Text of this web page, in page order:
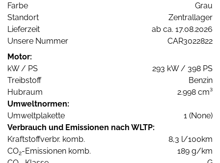
Farbe
Grau
Standort
Zentrallager
Lieferzeit
ab ca. 17.08.2026
Unsere Nummer
CAR3022822
Motor:
kW / PS
293 kW / 398 PS
Treibstoff
Benzin
Hubraum
2.998 cm³
Umweltnormen:
Umweltplakette
1 (None)
Verbrauch und Emissionen nach WLTP:
Kraftstoffverbr. komb.
8,3 l/100km
CO2-Emissionen komb.
189 g/km